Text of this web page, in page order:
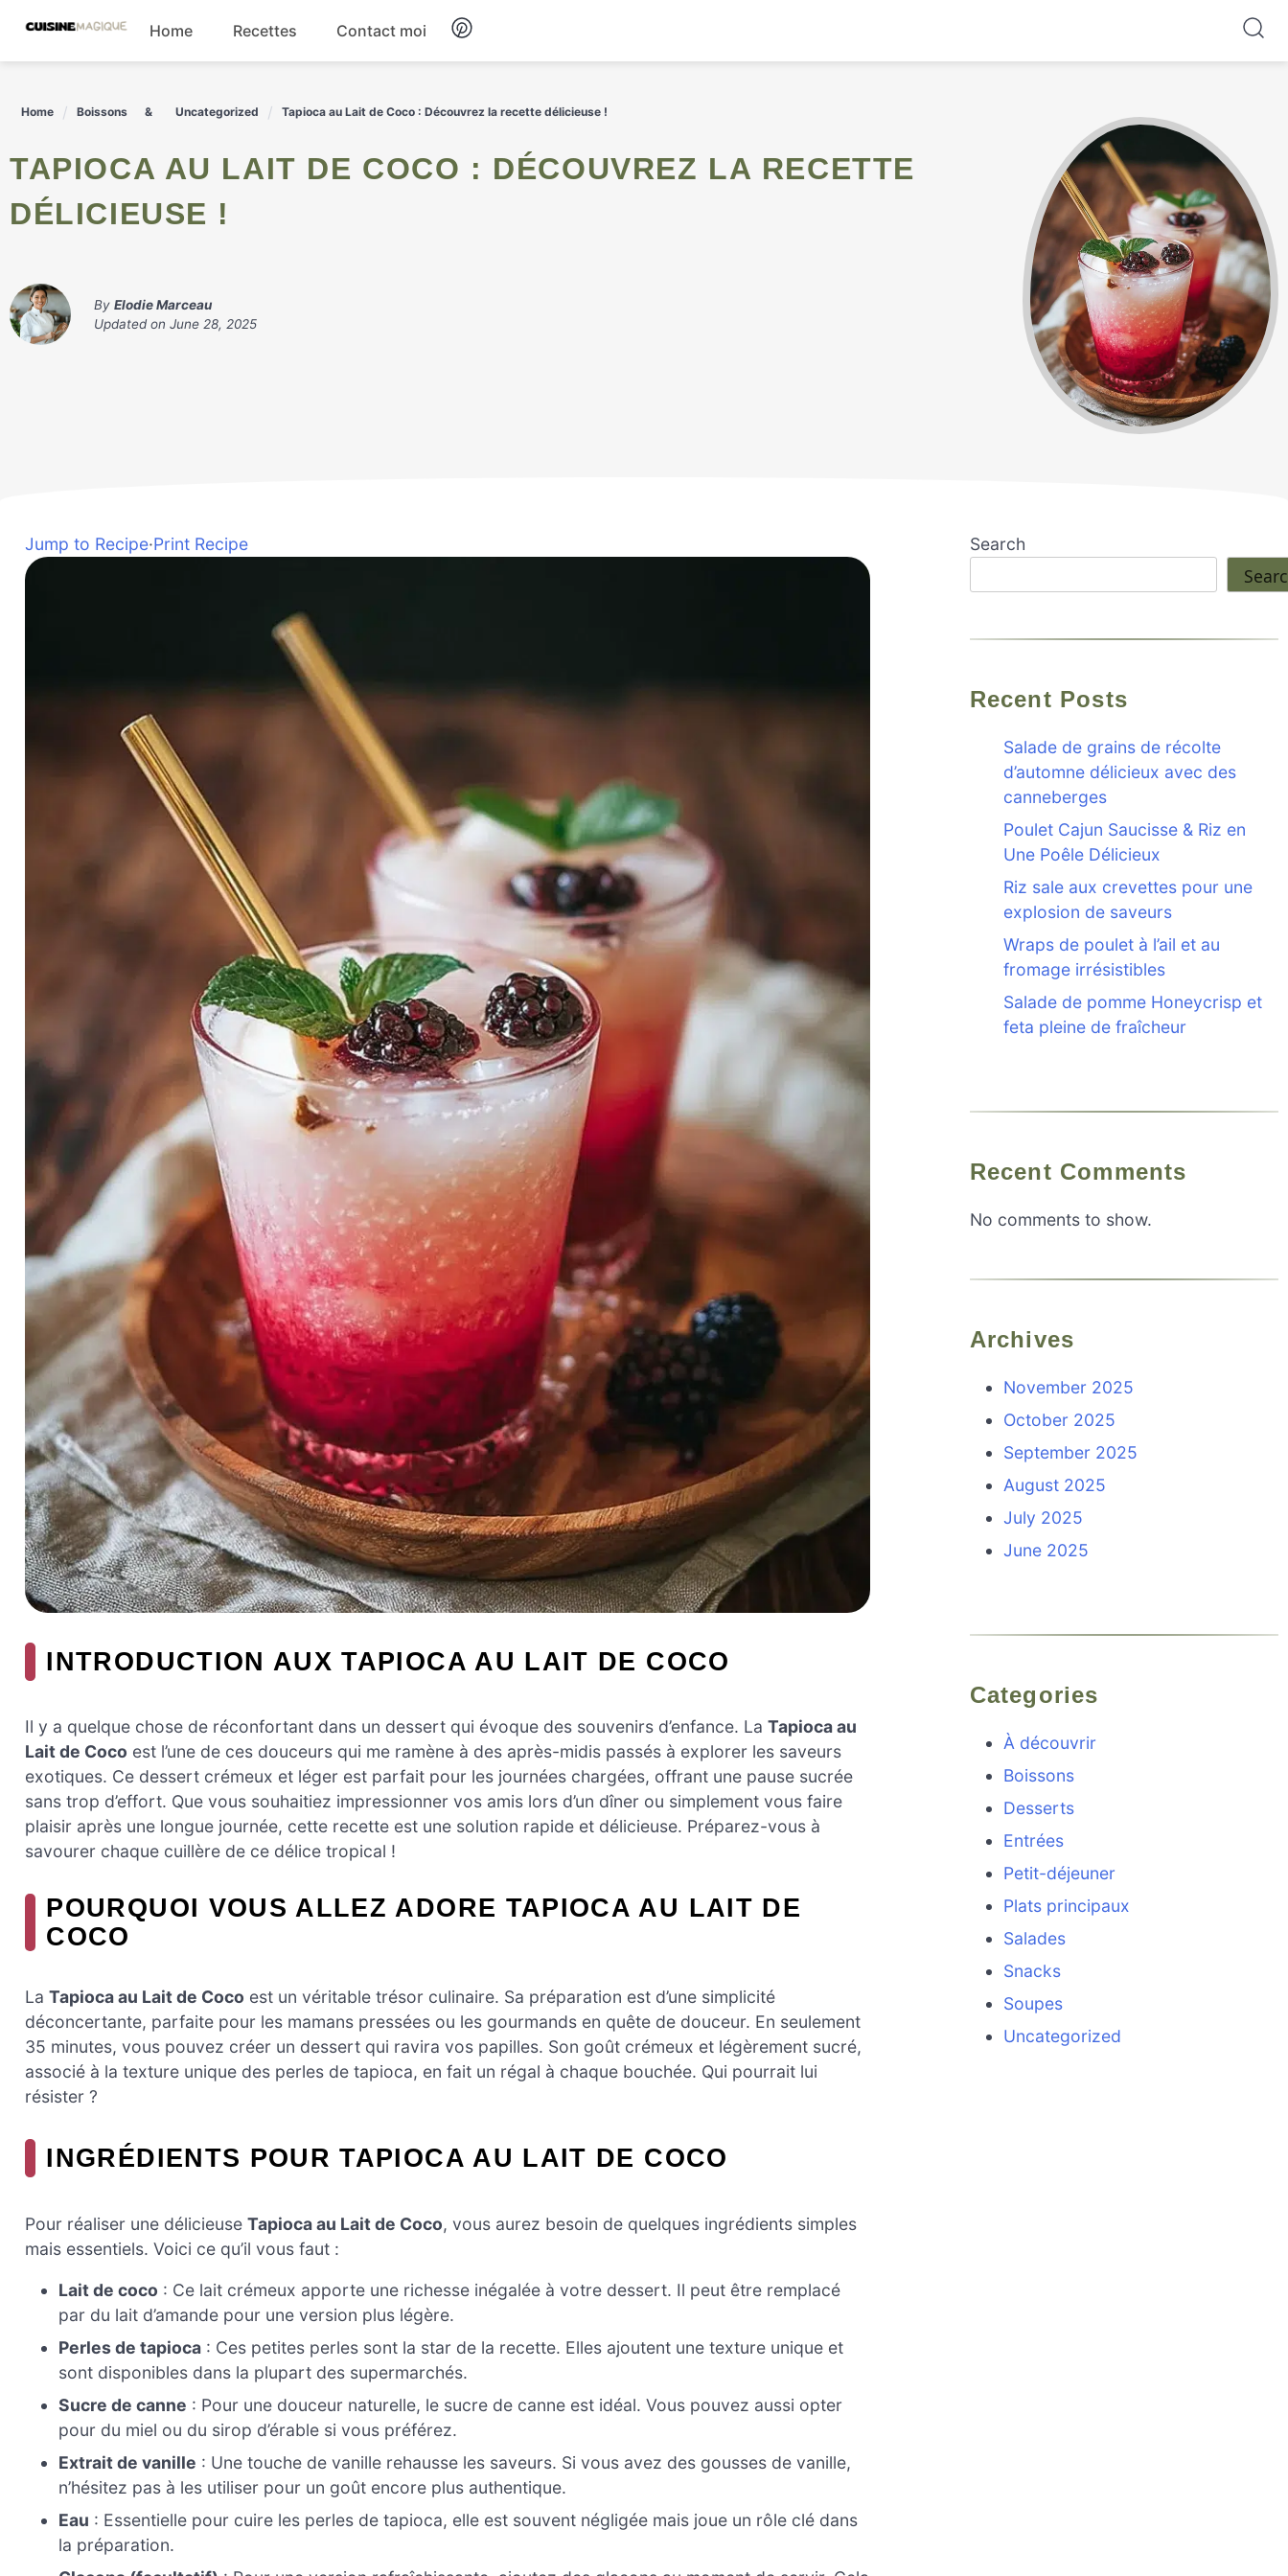
content
Home Recettes Contact moi
Home Boissons Uncategorized Tapioca au Lait de Coco : Découvrez la recette délicieuse !
TAPIOCA AU LAIT DE COCO : DÉCOUVREZ LA RECETTE
DÉLICIEUSE !
By Elodie Marceau
Updated on June 28, 2025
Jump to Recipe·Print Recipe
INTRODUCTION AUX TAPIOCA AU LAIT DE COCO
Il y a quelque chose de réconfortant dans un dessert qui évoque des souvenirs d’enfance. La Tapioca au
Lait de Coco est l’une de ces douceurs qui me ramène à des après-midis passés à explorer les saveurs
exotiques. Ce dessert crémeux et léger est parfait pour les journées chargées, offrant une pause sucrée
sans trop d’effort. Que vous souhaitiez impressionner vos amis lors d’un dîner ou simplement vous faire
plaisir après une longue journée, cette recette est une solution rapide et délicieuse. Préparez-vous à
savourer chaque cuillère de ce délice tropical !
POURQUOI VOUS ALLEZ ADORE TAPIOCA AU LAIT DE
COCO
La Tapioca au Lait de Coco est un véritable trésor culinaire. Sa préparation est d’une simplicité
déconcertante, parfaite pour les mamans pressées ou les gourmands en quête de douceur. En seulement
35 minutes, vous pouvez créer un dessert qui ravira vos papilles. Son goût crémeux et légèrement sucré,
associé à la texture unique des perles de tapioca, en fait un régal à chaque bouchée. Qui pourrait lui
résister ?
INGRÉDIENTS POUR TAPIOCA AU LAIT DE COCO
Pour réaliser une délicieuse Tapioca au Lait de Coco, vous aurez besoin de quelques ingrédients simples
mais essentiels. Voici ce qu’il vous faut :
Lait de coco : Ce lait crémeux apporte une richesse inégalée à votre dessert. Il peut être remplacé
par du lait d’amande pour une version plus légère.
Perles de tapioca : Ces petites perles sont la star de la recette. Elles ajoutent une texture unique et
sont disponibles dans la plupart des supermarchés.
Sucre de canne : Pour une douceur naturelle, le sucre de canne est idéal. Vous pouvez aussi opter
pour du miel ou du sirop d’érable si vous préférez.
Extrait de vanille : Une touche de vanille rehausse les saveurs. Si vous avez des gousses de vanille,
n’hésitez pas à les utiliser pour un goût encore plus authentique.
Eau : Essentielle pour cuire les perles de tapioca, elle est souvent négligée mais joue un rôle clé dans
la préparation.
Search
Recent Posts
Salade de grains de récolte
d’automne délicieux avec des
canneberges
Poulet Cajun Saucisse & Riz en
Une Poêle Délicieux
Riz sale aux crevettes pour une
explosion de saveurs
Wraps de poulet à l’ail et au
fromage irrésistibles
Salade de pomme Honeycrisp et
feta pleine de fraîcheur
Recent Comments
No comments to show.
Archives
November 2025
October 2025
September 2025
August 2025
July 2025
June 2025
Categories
À découvrir
Boissons
Desserts
Entrées
Petit-déjeuner
Plats principaux
Salades
Snacks
Soupes
Uncategorized